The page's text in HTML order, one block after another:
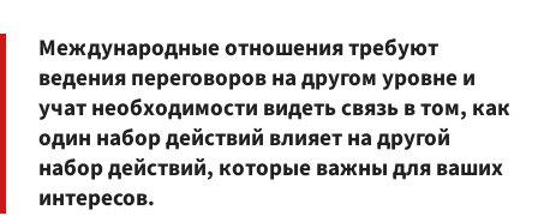
Международные отношения требуют
ведения переговоров на другом уровне и
учат необходимости видеть связь в том, как
один набор действий влияет на другой
набор действий, которые важны для ваших
интересов.